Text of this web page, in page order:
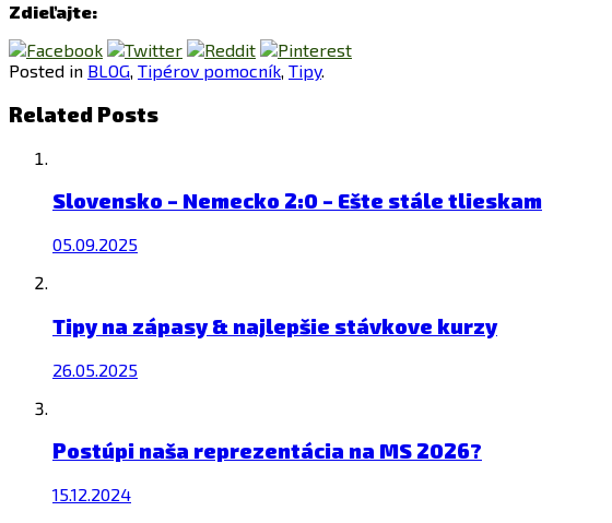
Zdieľajte:
Posted in BLOG, Tipérov pomocník, Tipy.
Related Posts
Slovensko – Nemecko 2:0 – Ešte stále tlieskam
05.09.2025
Tipy na zápasy & najlepšie stávkove kurzy
26.05.2025
Postúpi naša reprezentácia na MS 2026?
15.12.2024